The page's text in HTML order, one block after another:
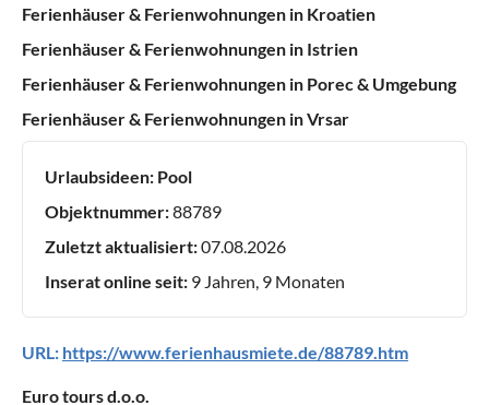
Ferienhäuser & Ferienwohnungen in Kroatien
Ferienhäuser & Ferienwohnungen in Istrien
Ferienhäuser & Ferienwohnungen in Porec & Umgebung
Ferienhäuser & Ferienwohnungen in Vrsar
Urlaubsideen: Pool
Objektnummer:88789
Zuletzt aktualisiert:07.08.2026
Inserat online seit: 9 Jahren, 9 Monaten
URL: https://www.ferienhausmiete.de/88789.htm
Euro tours d.o.o.